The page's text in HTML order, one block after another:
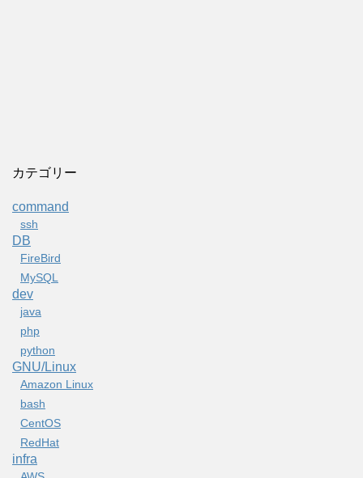
カテゴリー
command
ssh
DB
FireBird
MySQL
dev
java
php
python
GNU/Linux
Amazon Linux
bash
CentOS
RedHat
infra